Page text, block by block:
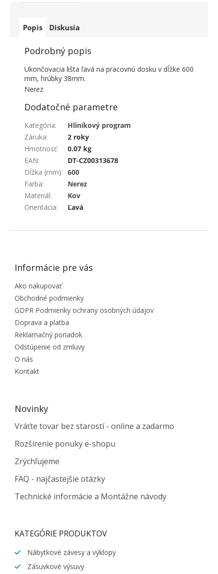
Popis Diskusia
Podrobný popis
Ukončovacia lišta ľavá na pracovnú dosku v dĺžke 600
mm, hrúbky 38mm.
Nerez
Dodatočné parametre
Kategória:
Hliníkový program
Záruka:
2 roky
Hmotnosť:
0.07 kg
EAN:
DT-CZ00313678
Dĺžka (mm): 600
Farba:
Nerez
Materiál:
Kov
Orientácia: Ľavá
ZÁPÄTIE
Informácie pre vás
Ako nakupovať
Obchodné podmienky
GDPR Podmienky ochrany osobných údajov
Doprava a platba
Reklamačný poriadok
Odstúpenie od zmluvy
O nás
Kontakt
Novinky
Vráťte tovar bez starostí - online a zadarmo
Rozšírenie ponuky e-shopu
Zrýchľujeme
FAQ - najčastejšie otázky
Technické informácie a Montážne návody
KATEGÓRIE PRODUKTOV
Nábytkové závesy a výklopy
Zásuvkové výsuvy